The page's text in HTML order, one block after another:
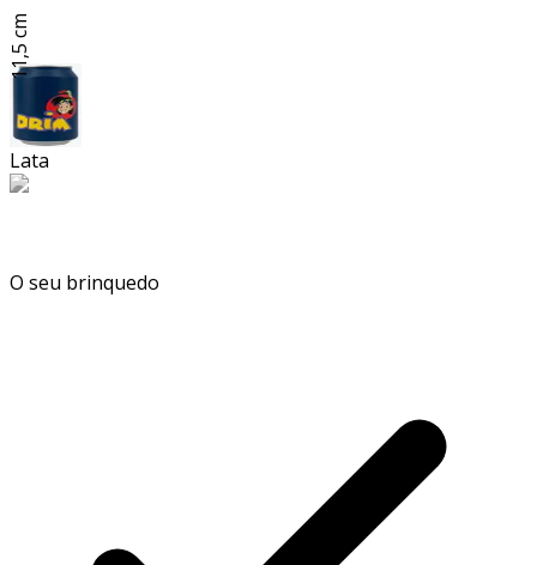
11,5 cm
Lata
O seu brinquedo